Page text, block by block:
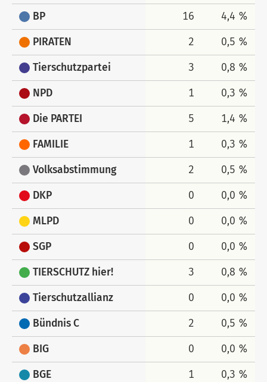
BP 16 4,4 %
PIRATEN 2 0,5 %
Tierschutzpartei 3 0,8 %
NPD 1 0,3 %
Die PARTEI 5 1,4 %
FAMILIE 1 0,3 %
Volksabstimmung 2 0,5 %
DKP 0 0,0 %
MLPD 0 0,0 %
SGP 0 0,0 %
TIERSCHUTZ hier! 3 0,8 %
Tierschutzallianz 0 0,0 %
Bündnis C 2 0,5 %
BIG 0 0,0 %
BGE 1 0,3 %